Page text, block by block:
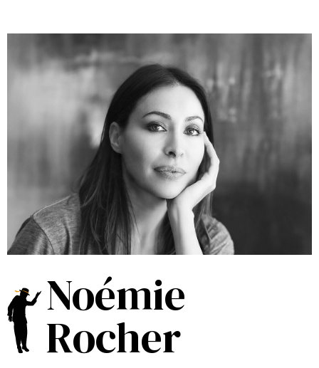
Noémie
Rocher